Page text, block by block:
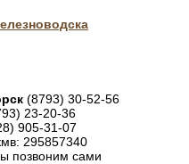
(8793) 30-52-56
23-20-36
905-31-07
295857340
позвоним сами